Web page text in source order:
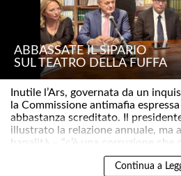
ABBASSATE IL SIPARIO
SUL TEATRO DELLA FUFFA
Inutile l’Ars, governata da un
la Commissione antimafia
abbastanza screditato. Il
illustrato la relazione annuale, ma
banalità – “c’è una corruzione che
Continua a